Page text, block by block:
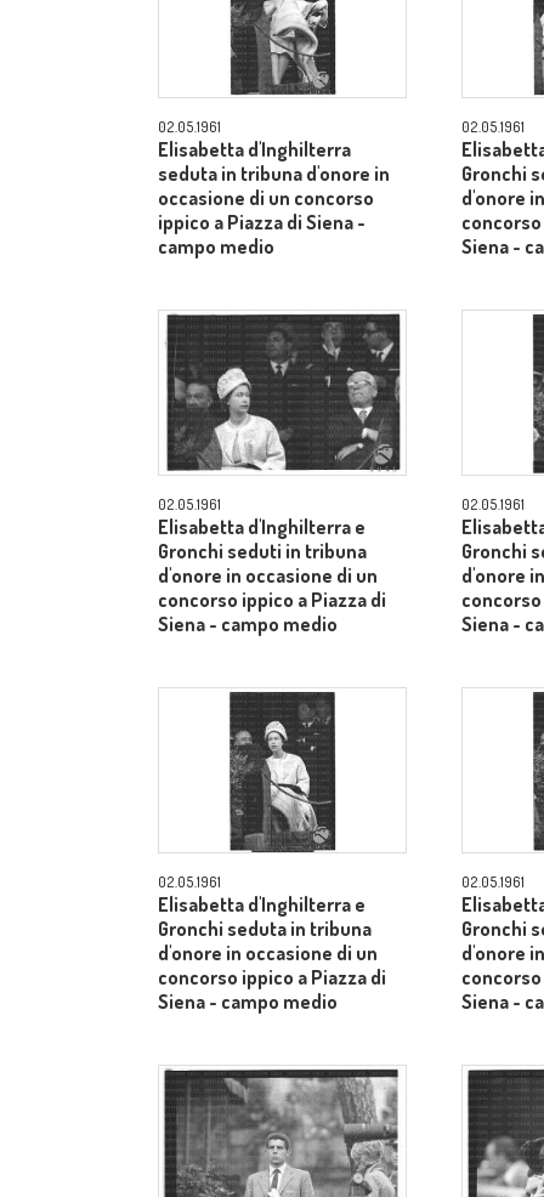
02.05.1961
Elisabetta d'Inghilterra
seduta in tribuna d'onore in
occasione di un concorso
ippico a Piazza di Siena -
campo medio
02.05.1961
Gronchi
d'onore
Siena -
02.05.1961
Elisabetta d'Inghilterra e
Gronchi seduti in tribuna
d'onore in occasione di un
concorso ippico a Piazza di
Siena - campo medio
02.05.1961
Gronchi
d'onore
Siena -
02.05.1961
Elisabetta d'Inghilterra e
Gronchi seduta in tribuna
d'onore in occasione di un
concorso ippico a Piazza di
Siena - campo medio
02.05.1961
Gronchi
d'onore
Siena -